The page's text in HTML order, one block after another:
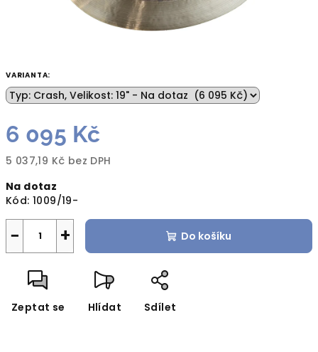
VARIANTA:
6 095 Kč
5 037,19 Kč bez DPH
cena:
Na dotaz
Kód: 1009/19-
+
− Do košíku
Zeptat se Hlídat Sdílet